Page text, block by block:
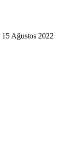
15 Ağustos 2022